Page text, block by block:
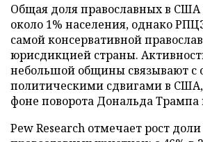
Общая доля православных в США
около 1% населения, однако
самой консервативной
юрисдикцией страны.
небольшой общины связывают
политическими сдвигами в США,
фоне поворота Дональда Трампа
Pew Research отмечает рост